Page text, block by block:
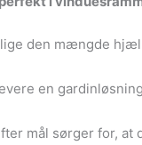
den mængde
en
mål sørger for, at